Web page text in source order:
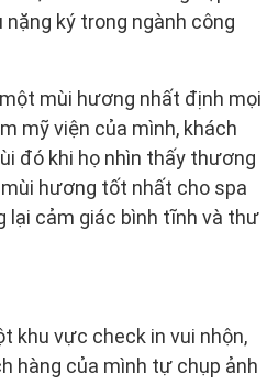
ký trong ngành công
mùi hương nhất định mọi
mỹ viện của mình, khách
đó khi họ nhìn thấy thương
hương tốt nhất cho spa
lại cảm giác bình tĩnh và thư
khu vực check in vui nhộn,
hàng của mình tự chụp ảnh